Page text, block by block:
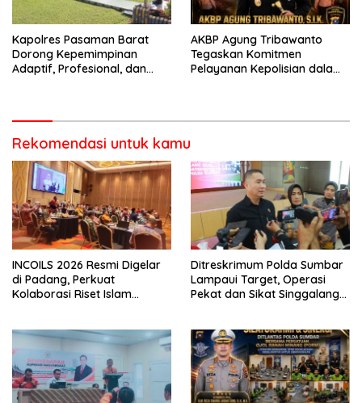
Kapolres Pasaman Barat
Dorong Kepemimpinan
Adaptif, Profesional, dan
AKBP Agung Tribawanto
Tegaskan Komitmen
Pelayanan Kepolisian dalam
Rekomendasi untuk kamu
INCOILS 2026 Resmi Digelar
di Padang, Perkuat
Kolaborasi Riset Islam
Ditreskrimum Polda Sumbar
Lampaui Target, Operasi
Pekat dan Sikat Singgalang